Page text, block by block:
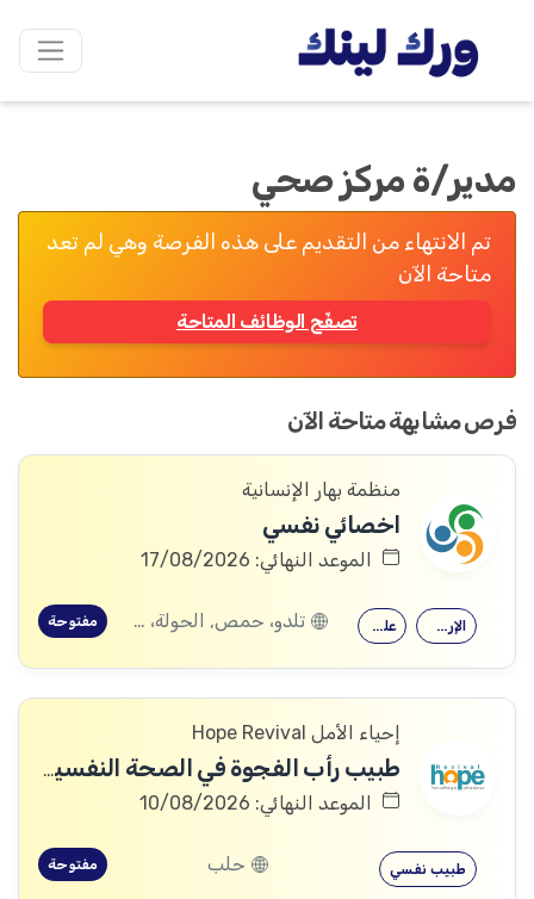
مدير/ة مركز صحي
تم الانتهاء من التقديم على هذه الفرصة وهي لم تعد
متاحة الآن
تصفّح الوظائف المتاحة
فرص مشابهة متاحة الآن
منظمة بهار الإنسانية
اخصائي نفسي
الموعد النهائي: 17/08/2026
علم النفس الإرشاد النفسي تلدو، حمص, الحولة، حمص مفتوحة
إحياء الأمل Hope Revival
طبيب رأب الفجوة في الصحة النفسية (mhGAP Doctor)
الموعد النهائي: 10/08/2026
طبيب نفسي حلب مفتوحة